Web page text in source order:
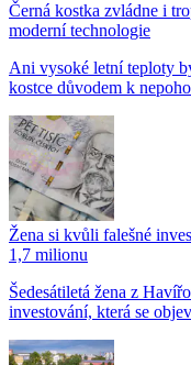
Černá kostka zvládne i
moderní technologie
Ani vysoké letní teploty
kostce důvodem k
Žena si kvůli falešné
1,7 milionu
Šedesátiletá žena z
investování, která se